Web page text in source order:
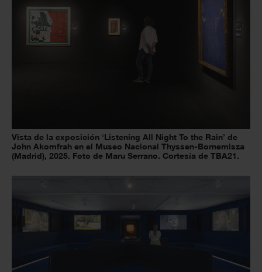
Vista de la exposición ‘Listening All Night To the Rain’ de
John Akomfrah en el Museo Nacional Thyssen-Bornemisza
(Madrid), 2025. Foto de Maru Serrano. Cortesía de TBA21.